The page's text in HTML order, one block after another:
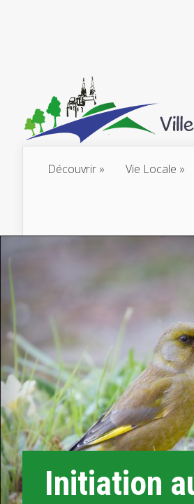
Découvrir Vie Locale
Initiation